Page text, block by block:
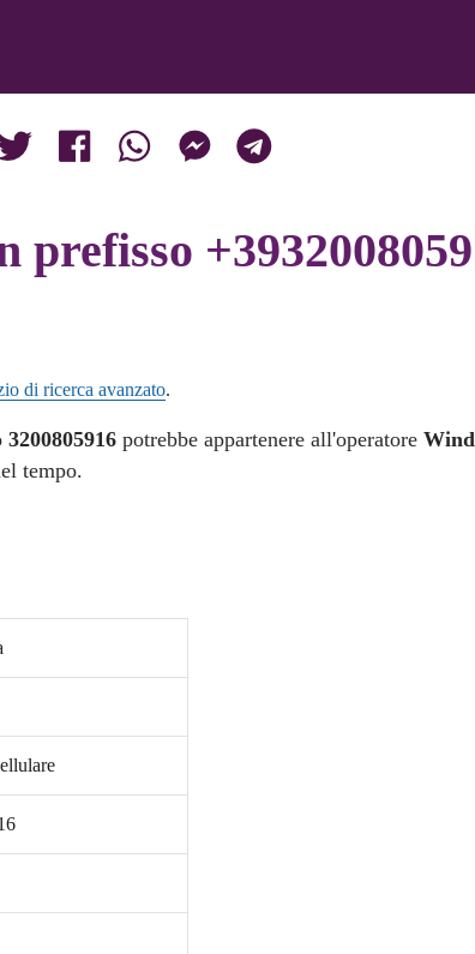
prefisso
di ricerca avanzato.
3200805916 potrebbe appartenere all'operatoreWind
tempo.